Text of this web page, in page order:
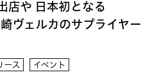
店や 日本初となる
ヴェルカのサプライヤー
ース イベント